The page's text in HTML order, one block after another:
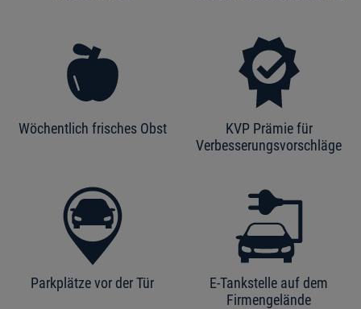
Wöchentlich frisches Obst
KVP Prämie für
Verbesserungsvorschläge
Parkplätze vor der Tür
E-Tankstelle auf dem
Firmengelände